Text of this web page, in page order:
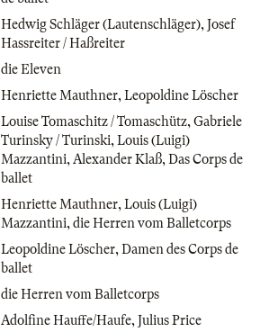
Hedwig Schläger (Lautenschläger), Josef
Hassreiter / Haßreiter
die Eleven
Henriette Mauthner, Leopoldine Löscher
Louise Tomaschitz / Tomaschütz, Gabriele
Turinsky / Turinski, Louis (Luigi)
Mazzantini, Alexander Klaß, Das Corps de
ballet
Henriette Mauthner, Louis (Luigi)
Mazzantini, die Herren vom Balletcorps
Leopoldine Löscher, Damen des Corps de
ballet
die Herren vom Balletcorps
Adolfine Hauffe/Haufe, Julius Price